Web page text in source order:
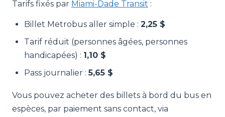
Tarifs fixés par Miami-Dade Transit :
Billet Metrobus aller simple : 2,25 $
Tarif réduit (personnes âgées, personnes
handicapées) : 1,10 $
Pass journalier :5,65 $
Vous pouvez acheter des billets à bord du bus en
espèces, par paiement sans contact, via